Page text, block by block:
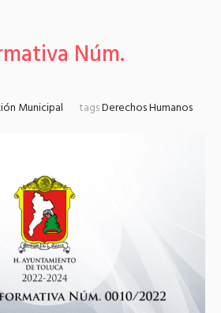
Núm.
Municipal tagsDerechos Humanos